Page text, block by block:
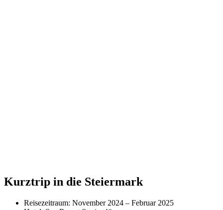
Kurztrip in die Steiermark
Reisezeitraum: November 2024 – Februar 2025